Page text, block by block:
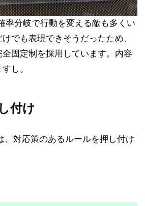
率分岐で行動を変える敵も多くい
でも表現できそうだったため、
固定制を採用しています。内容
し。
付け
、対応策のあるルールを押し付け